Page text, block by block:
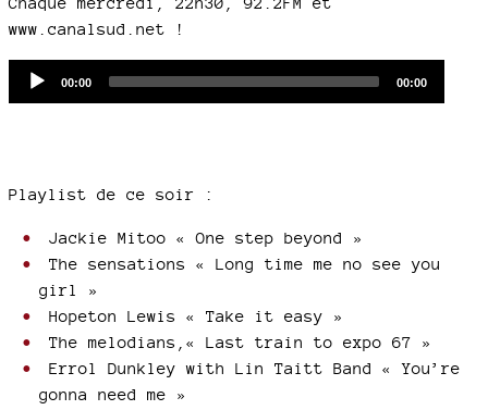
www.canalsud.net !
Current
00:00
Total
00:00
Playlist de ce soir :
Jackie Mitoo « One step beyond »
The sensations « Long time me no see you
girl »
Hopeton Lewis « Take it easy »
The melodians,« Last train to expo 67 »
Errol Dunkley with Lin Taitt Band « You’re
gonna need me »